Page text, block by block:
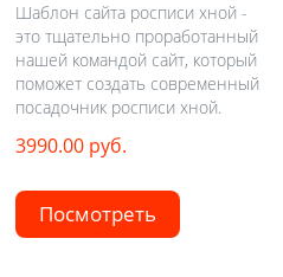
Шаблон сайта росписи хной -
это тщательно проработанный
нашей командой сайт, который
поможет создать современный
посадочник росписи хной.
3990.00 руб.
Посмотреть